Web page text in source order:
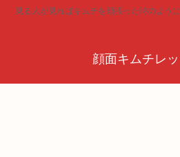
見る人が見ればキムチを頬張った時のよう
顔面キムチレ